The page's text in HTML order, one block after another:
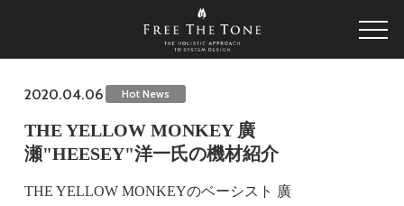
2020.04.06 Hot News
THE YELLOW MONKEY 廣
瀬"HEESEY"洋一氏の機材紹介
THE YELLOW MONKEYのベーシスト 廣